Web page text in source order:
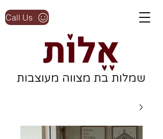
Call Us
שמלות בת מצווה מעוצבות